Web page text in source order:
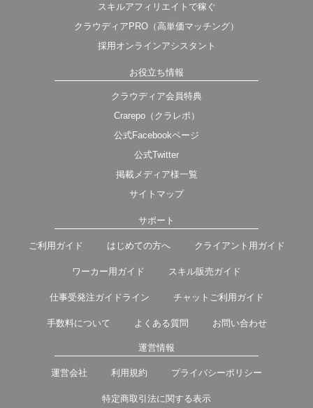
スキルアフィリエイトで稼ぐ
クラウディアPRO（高単価マッチング）
採用オンラインアシスタント
お役立ち情報
クラウディア会員特典
Crarepo（クラレポ）
公式Facebookページ
公式Twitter
掲載メディア様一覧
サイトマップ
サポート
ご利用ガイド はじめての方へ クライアント用ガイド
ワーカー用ガイド スキル販売ガイド
仕事受発注ガイドライン チャットご利用ガイド
手数料について よくある質問 お問い合わせ
運営情報
運営会社 利用規約 プライバシーポリシー
特定商取引法に関する表示